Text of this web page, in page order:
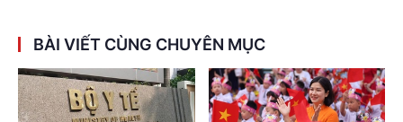
BÀI VIẾT CÙNG CHUYÊN MỤC